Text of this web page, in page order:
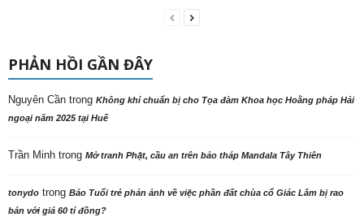
PHẢN HỒI GẦN ĐÂY
Nguyên Cần trong Không khí chuẩn bị cho Tọa đàm Khoa học Hoằng pháp Hải
ngoại năm 2025 tại Huế
Trần Minh trong Mở tranh Phật, cầu an trên bảo tháp Mandala Tây Thiên
tonydo trong Báo Tuổi trẻ phản ảnh về việc phần đất chùa cổ Giác Lâm bị rao
bán với giá 60 tỉ đồng?